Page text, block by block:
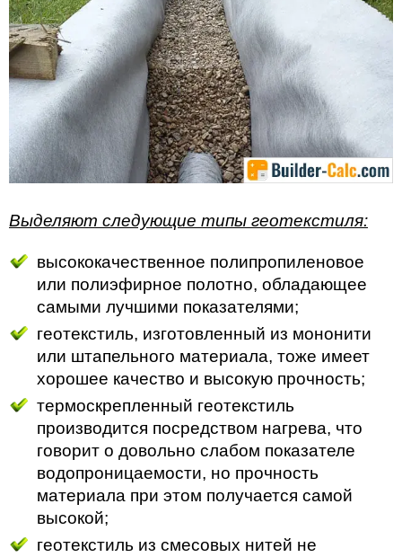
Выделяют следующие типы геотекстиля:
высококачественное полипропиленовое
или полиэфирное полотно, обладающее
самыми лучшими показателями;
геотекстиль, изготовленный из мононити
или штапельного материала, тоже имеет
хорошее качество и высокую прочность;
термоскрепленный геотекстиль
производится посредством нагрева, что
говорит о довольно слабом показателе
водопроницаемости, но прочность
материала при этом получается самой
высокой;
геотекстиль из смесовых нитей не